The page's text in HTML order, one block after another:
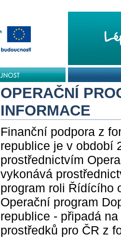
OPERAČNÍ
INFORMACE
Finanční podpora z
republice je v období
prostřednictvím
vykonává
program roli Řídícího
Operační program
republice - připadá
prostředků pro ČR z